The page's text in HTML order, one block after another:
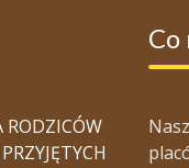
RODZICÓW
Co